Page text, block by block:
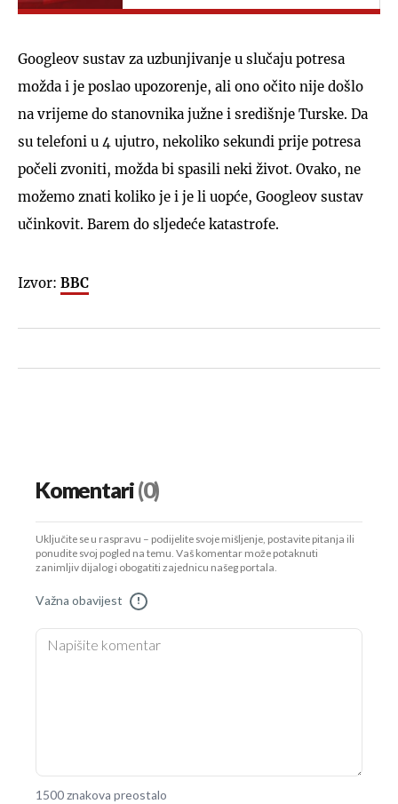
Googleov sustav za uzbunjivanje u slučaju potresa
možda i je poslao upozorenje, ali ono očito nije došlo
na vrijeme do stanovnika južne i središnje Turske. Da
su telefoni u 4 ujutro, nekoliko sekundi prije potresa
počeli zvoniti, možda bi spasili neki život. Ovako, ne
možemo znati koliko je i je li uopće, Googleov sustav
učinkovit. Barem do sljedeće katastrofe.
Izvor: BBC
Komentari(0)
Uključite se u raspravu – podijelite svoje mišljenje, postavite pitanja ili
ponudite svoj pogled na temu. Vaš komentar može potaknuti
zanimljiv dijalog i obogatiti zajednicu našeg portala.
Važna obavijest !
1500 znakova preostalo